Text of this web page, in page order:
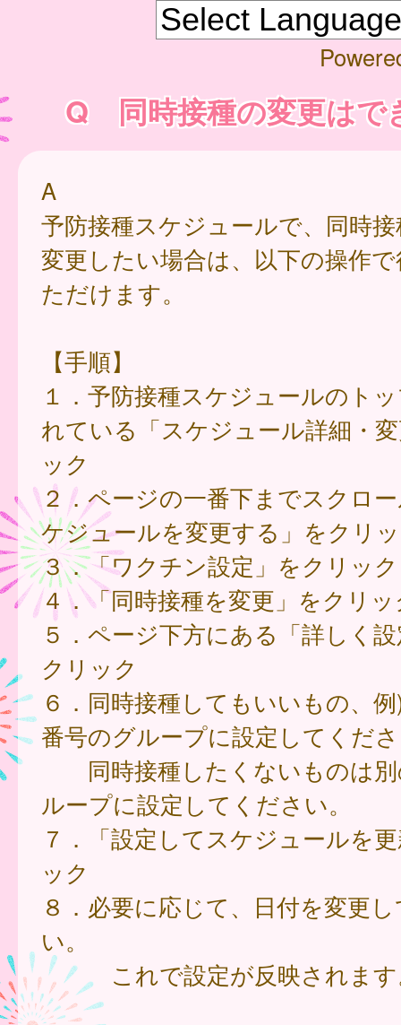
Q 同時接種の変更はで
A
予防接種スケジュールで、同時
変更したい場合は、以下の操作
ただけます。
【手順】
１．予防接種スケジュールのト
れている「スケジュール詳細・
ック
２．ページの一番下までスクロ
ケジュールを変更する」をクリ
３．「ワクチン設定」をクリック
４．「同時接種を変更」をクリ
５．ページ下方にある「詳しく
クリック
６．同時接種してもいいもの、
番号のグループに設定してくだ
同時接種したくないものは別
ループに設定してください。
７．「設定してスケジュールを
ック
８．必要に応じて、日付を変更
い。
これで設定が反映されます